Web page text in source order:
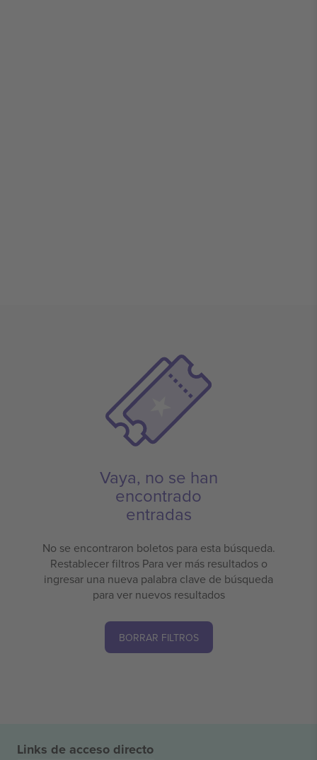
Vaya, no se han
encontrado
entradas
No se encontraron boletos para esta búsqueda.
Restablecer filtros Para ver más resultados o
ingresar una nueva palabra clave de búsqueda
para ver nuevos resultados
BORRAR FILTROS
Links de acceso directo